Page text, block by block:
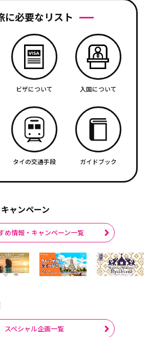
に必要なリスト
ビザについて 入国について
タイの交通手段 ガイドブック
ャンペーン
め情報・キャンペーン一覧
スペシャル企画一覧